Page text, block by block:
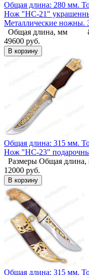
Общая длина: 280 мм.
Нож "НС-21"
Металлические ножны.
Общая длина, мм
49600 руб.
Общая длина: 315 мм.
Нож "НС-23"
Размеры Общая
12000 руб.
Общая длина: 315 мм.